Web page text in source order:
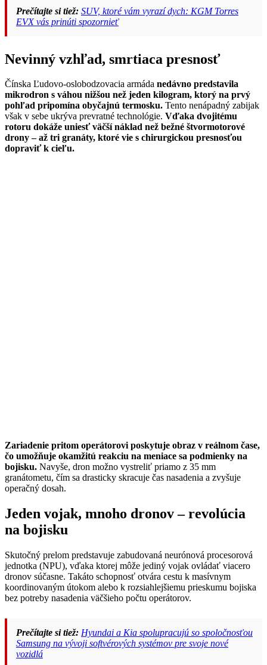
Prečítajte si tiež: SUV, ktoré vám vyrazí dych: KGM Torres
EVX vás prinúti spozornieť
Nevinný vzhľad, smrtiaca presnosť
Čínska Ľudovo-oslobodzovacia armáda nedávno predstavila
mikrodron s váhou nižšou než jeden kilogram, ktorý na prvý
pohľad pripomína obyčajnú termosku. Tento nenápadný zabijak
však v sebe ukrýva prevratné technológie. Vďaka dvojitému
rotoru dokáže uniesť väčší náklad než bežné štvormotorové
drony – až tri granáty, ktoré vie s chirurgickou presnosťou
dopraviť k cieľu.
Zariadenie pritom operátorovi poskytuje obraz v reálnom čase,
čo umožňuje okamžitú reakciu na meniace sa podmienky na
bojisku. Navyše, dron možno vystreliť priamo z 35 mm
granátometu, čím sa drasticky skracuje čas nasadenia a zvyšuje
operačný dosah.
Jeden vojak, mnoho dronov – revolúcia
na bojisku
Skutočný prelom predstavuje zabudovaná neurónová procesorová
jednotka (NPU), vďaka ktorej môže jediný vojak ovládať viacero
dronov súčasne. Takáto schopnosť otvára cestu k masívnym
koordinovaným útokom alebo k rozsiahlejšiemu prieskumu bojiska
bez potreby nasadenia väčšieho počtu operátorov.
Prečítajte si tiež: Hyundai a Kia spolupracujú so spoločnosťou
Samsung na vývoji softvérových systémov pre svoje nové
vozidlá